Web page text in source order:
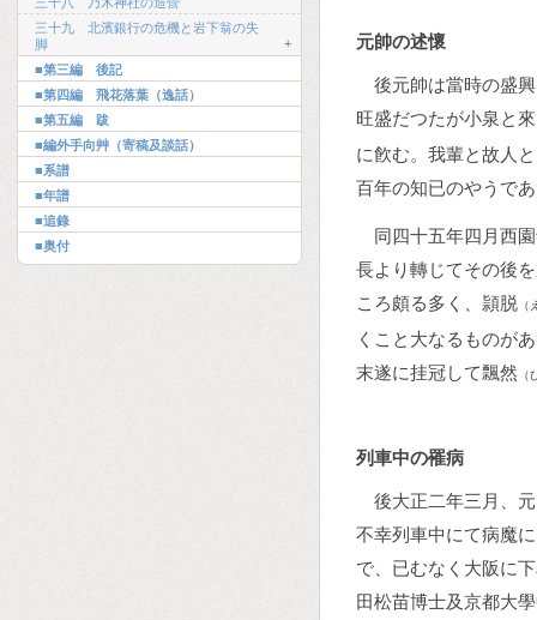
三十九 北濱銀行の危機と岩下翁の失
脚
+
■第三編 後記
■第四編 飛花落葉（逸話）
■第五編 跋
■編外手向艸（寄稿及談話）
■系譜
■年譜
■追錄
■奥付
元帥の述懷
後元帥は當時の盛
旺盛だつたが小泉と
に飮む。我輩と故人
百年の知已のやうで
同四十五年四月西
長より轉じてその後
ころ頗る多く、頴脱
くこと大なるものが
末遂に挂冠して飄然
列車中の罹病
後大正二年三月、
不幸列車中にて病魔
で、已むなく大阪に
田松苗博士及京都大